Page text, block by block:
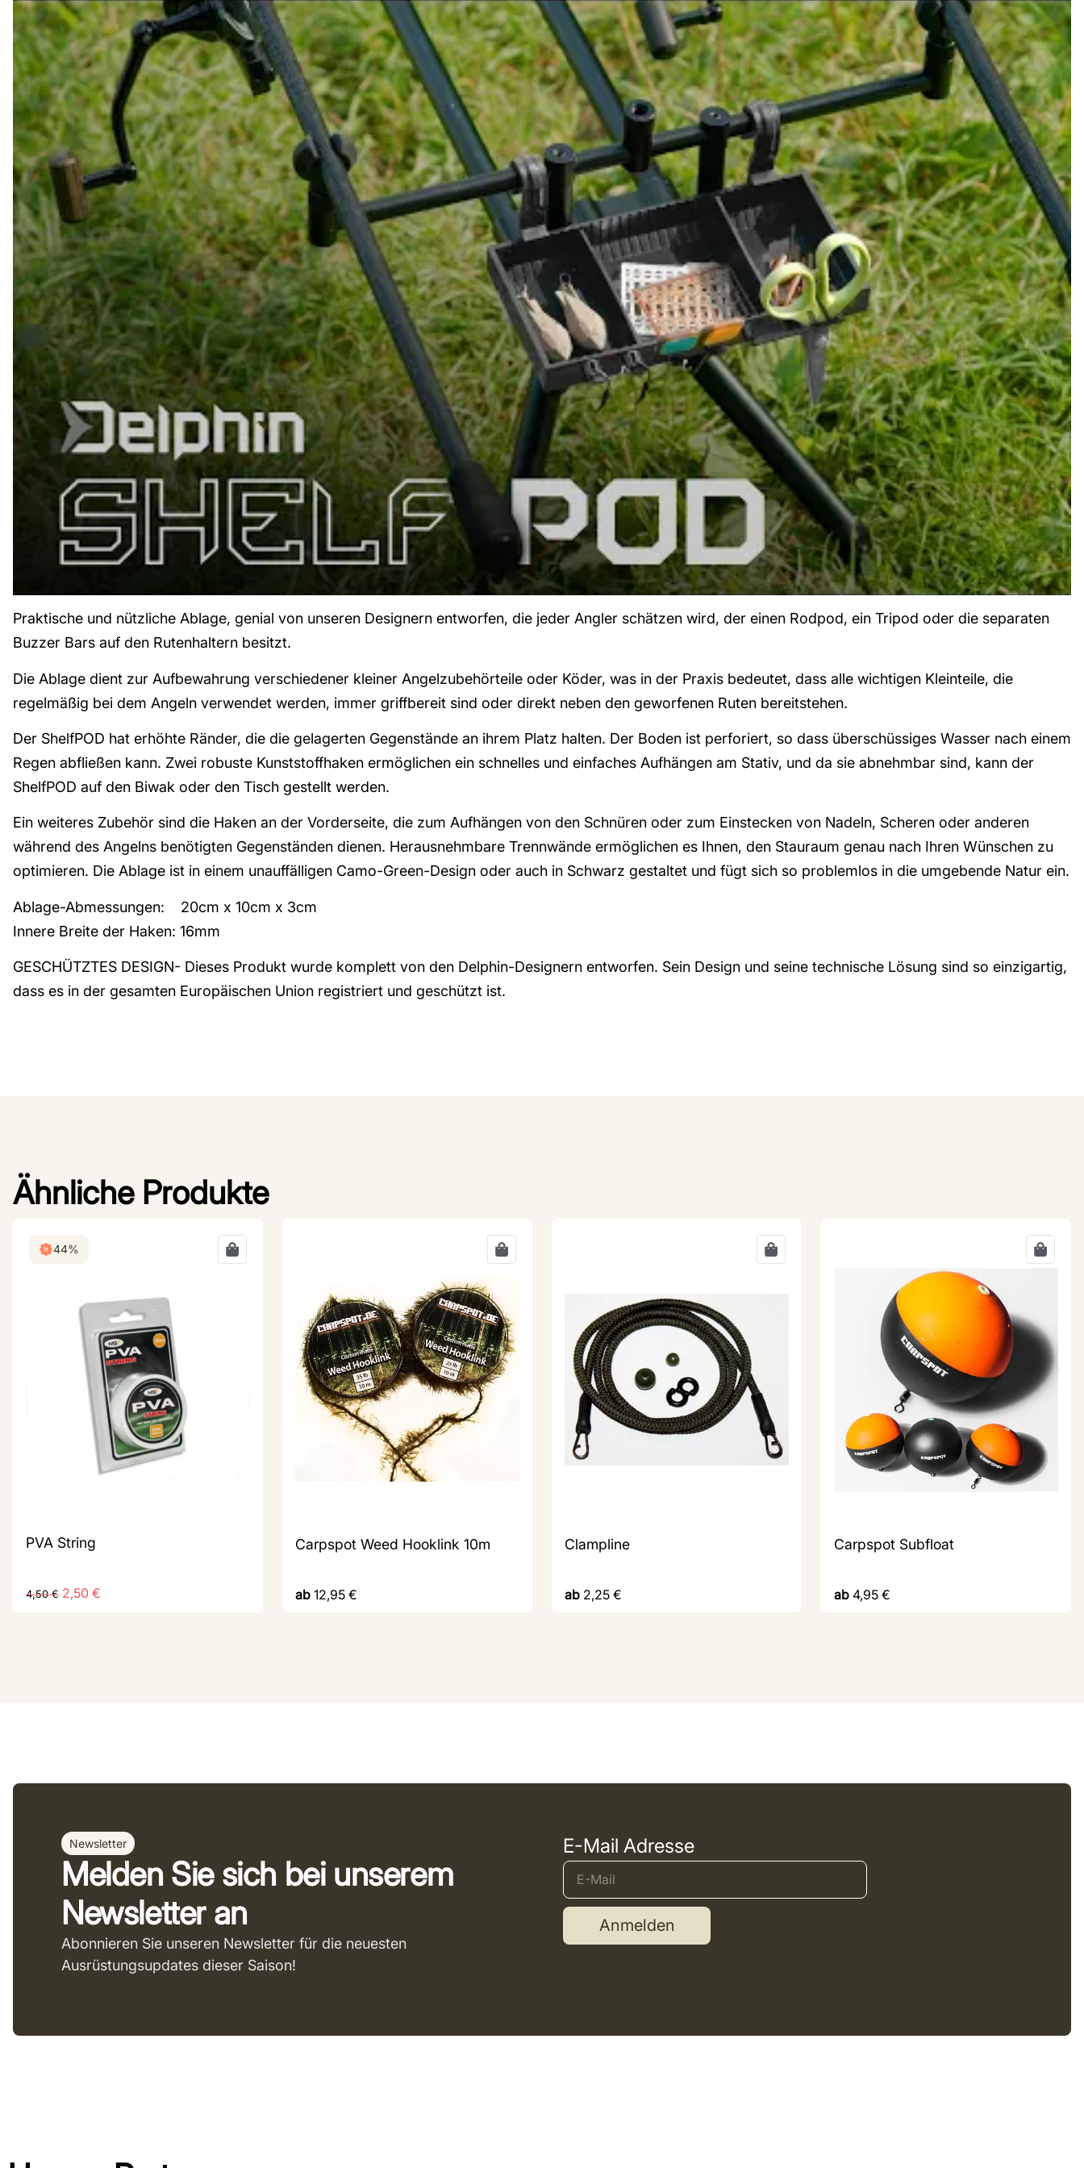
Praktische und nützliche Ablage, genial von unseren Designern entworfen, die jeder Angler schätzen wird, der einen Rodpod, ein Tripod oder die separaten
Buzzer Bars auf den Rutenhaltern besitzt.
Die Ablage dient zur Aufbewahrung verschiedener kleiner Angelzubehörteile oder Köder, was in der Praxis bedeutet, dass alle wichtigen Kleinteile, die
regelmäßig bei dem Angeln verwendet werden, immer griffbereit sind oder direkt neben den geworfenen Ruten bereitstehen.
Der ShelfPOD hat erhöhte Ränder, die die gelagerten Gegenstände an ihrem Platz halten. Der Boden ist perforiert, so dass überschüssiges Wasser nach einem
Regen abfließen kann. Zwei robuste Kunststoffhaken ermöglichen ein schnelles und einfaches Aufhängen am Stativ, und da sie abnehmbar sind, kann der
ShelfPOD auf den Biwak oder den Tisch gestellt werden.
Ein weiteres Zubehör sind die Haken an der Vorderseite, die zum Aufhängen von den Schnüren oder zum Einstecken von Nadeln, Scheren oder anderen
während des Angelns benötigten Gegenständen dienen. Herausnehmbare Trennwände ermöglichen es Ihnen, den Stauraum genau nach Ihren Wünschen zu
optimieren. Die Ablage ist in einem unauffälligen Camo-Green-Design oder auch in Schwarz gestaltet und fügt sich so problemlos in die umgebende Natur ein.
Ablage-Abmessungen: 20cm x 10cm x 3cm
Innere Breite der Haken: 16mm
GESCHÜTZTES DESIGN- Dieses Produkt wurde komplett von den Delphin-Designern entworfen. Sein Design und seine technische Lösung sind so einzigartig,
dass es in der gesamten Europäischen Union registriert und geschützt ist.
Ähnliche Produkte
44%
PVA String
4,50€ 2,50 €
Carpspot Weed Hooklink 10m
ab 12,95 €
Clampline
ab 2,25 €
Carpspot Subfloat
ab 4,95 €
Newsletter
Melden Sie sich bei unserem
Newsletter an
Abonnieren Sie unseren Newsletter für die neuesten
Ausrüstungsupdates dieser Saison!
E-Mail Adresse
Anmelden